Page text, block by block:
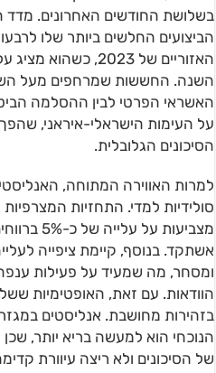
הביצועים החלשים ביותר שלו
האזוריים של 2023,
השנה. החששות שמרחפים מעל
האשראי הפרטי לבין ההסלמה
על העימות הישראלי-איראני,
הסיכונים הגלובלית.
למרות האווירה המתוחה,
סולידיות למדי. התחזיות
מצביעות
אשתקד. בנוסף, קיימת ציפייה
ומסחר, מה שמעיד על פעילות
הוודאות. עם זאת, האופטימיות
בזהירות מחושבת. אנליסטים
הנוכחי הוא למעשה בריא יותר,
של הסיכונים ולא ריצה עיוורת